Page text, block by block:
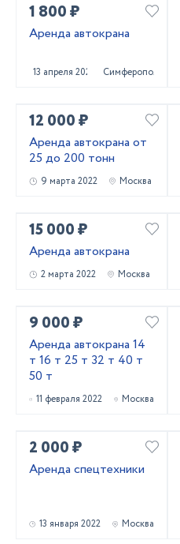
1 800 ₽
Аренда автокрана
13 апреля 2022 Симферополь
12 000 ₽
Аренда автокрана от
25 до 200 тонн
9 марта 2022 Москва
15 000 ₽
Аренда автокрана
2 марта 2022 Москва
9 000 ₽
Аренда автокрана 14
т 16 т 25 т 32 т 40 т
50 т
11 февраля 2022 Москва
2 000 ₽
Аренда спецтехники
13 января 2022 Москва